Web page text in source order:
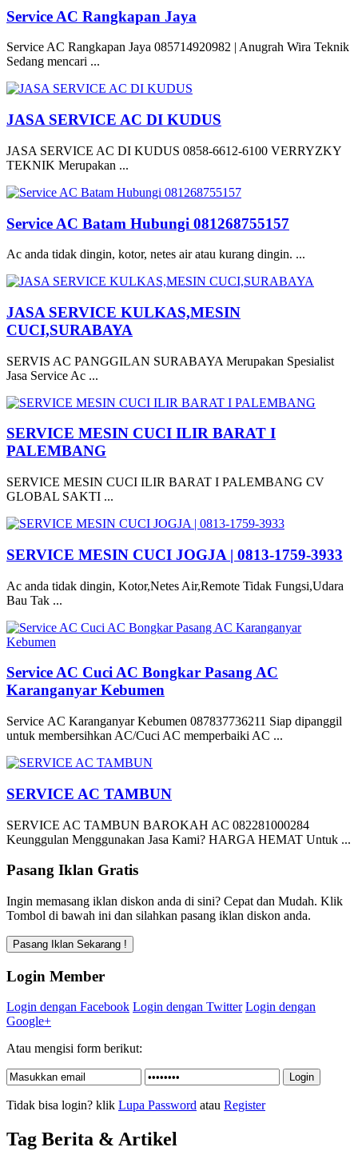
Service AC Rangkapan Jaya
Service AC Rangkapan Jaya 085714920982 | Anugrah Wira Teknik
Sedang mencari ...
JASA SERVICE AC DI KUDUS
JASA SERVICE AC DI KUDUS 0858-6612-6100 VERRYZKY
TEKNIK Merupakan ...
Service AC Batam Hubungi 081268755157
Ac anda tidak dingin, kotor, netes air atau kurang dingin. ...
JASA SERVICE KULKAS,MESIN
CUCI,SURABAYA
SERVIS AC PANGGILAN SURABAYA Merupakan Spesialist
Jasa Service Ac ...
SERVICE MESIN CUCI ILIR BARAT I
PALEMBANG
SERVICE MESIN CUCI ILIR BARAT I PALEMBANG CV
GLOBAL SAKTI ...
SERVICE MESIN CUCI JOGJA | 0813-1759-3933
Ac anda tidak dingin, Kotor,Netes Air,Remote Tidak Fungsi,Udara
Bau Tak ...
Service AC Cuci AC Bongkar Pasang AC
Karanganyar Kebumen
Service AC Karanganyar Kebumen 087837736211 Siap dipanggil
untuk membersihkan AC/Cuci AC memperbaiki AC ...
SERVICE AC TAMBUN
SERVICE AC TAMBUN BAROKAH AC 082281000284
Keunggulan Menggunakan Jasa Kami? HARGA HEMAT Untuk ...
Pasang Iklan Gratis
Ingin memasang iklan diskon anda di sini? Cepat dan Mudah. Klik
Tombol di bawah ini dan silahkan pasang iklan diskon anda.
Login Member
Login dengan Facebook Login dengan Twitter Login dengan
Google+
Atau mengisi form berikut:
Tidak bisa login? klik Lupa Password atau Register
Tag Berita & Artikel